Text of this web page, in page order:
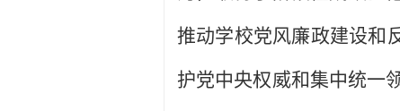
推动学校党风廉政建设和
护党中央权威和集中统一